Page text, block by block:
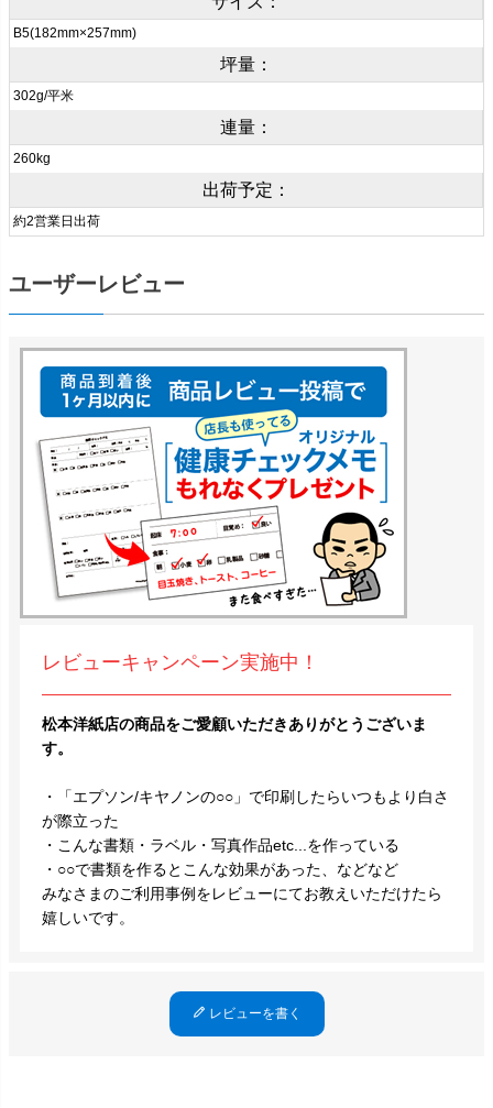
B5(182mm×257mm)
坪量：
302g/平米
連量：
260kg
出荷予定：
約2営業日出荷
ユーザーレビュー
レビューキャンペーン実施中！
松本洋紙店の商品をご愛顧いただきありがとうございま
す。
・「エプソン/キヤノンの○○」で印刷したらいつもより白さ
が際立った
・こんな書類・ラベル・写真作品etc...を作っている
・○○で書類を作るとこんな効果があった、などなど
みなさまのご利用事例をレビューにてお教えいただけたら
嬉しいです。
レビューを書く